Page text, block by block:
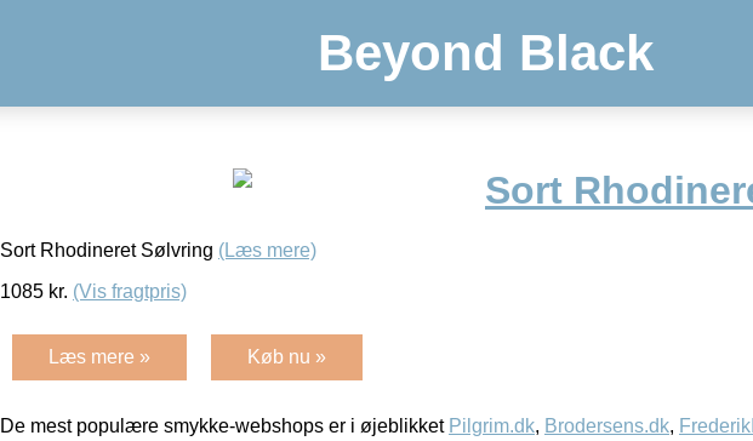
Beyond Black
Sort
Sort Rhodineret Sølvring (Læs mere)
1085 kr. (Vis fragtpris)
Læs mere » Køb nu »
De mest populære smykke-webshops er i øjeblikket Pilgrim.dk, Brodersens.dk,